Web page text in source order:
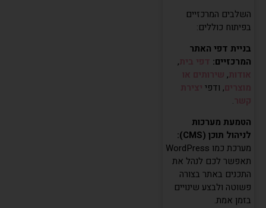
השלבים המרכזיים
בפיתוח כוללים:
בניית דפי האתר
המרכזיים:
,
,
, ודפי
.
הטמעת מערכות
לניהול תוכן (CMS):
מערכת כמו WordPress
תאפשר לכם לנהל את
התכנים באתר בצורה
פשוטה ולבצע שינויים
בזמן אמת.